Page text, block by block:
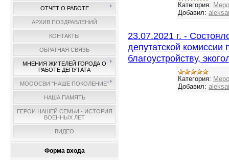
ОТЧЕТ О РАБОТЕ
АРХИВ ПОЗДРАВЛЕНИЙ
КОНТАКТЫ
ОБРАТНАЯ СВЯЗЬ
МНЕНИЯ ЖИТЕЛЕЙ ГОРОДА О
РАБОТЕ ДЕПУТАТА
МОООСВИ "НАШЕ ПОКОЛЕНИЕ"
НАША ПАМЯТЬ
ГЕРОИ НАШЕЙ СЕМЬИ - ИСТОРИЯ
ВОЕННЫХ ЛЕТ
ВИДЕО
Форма входа
Категория:
Добавил:
23.07.2021 г. -
депутатской
благоустройству,
Категория:
Добавил: